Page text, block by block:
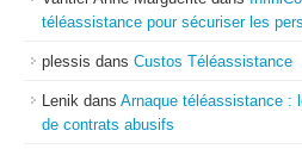
téléassistance pour sécuriser les
plessis dans Custos Téléassistance
Lenik dans Arnaque téléassistance :
de contrats abusifs